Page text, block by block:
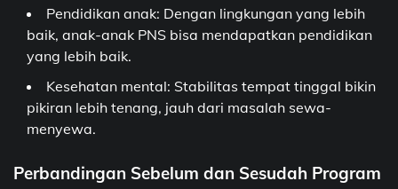
Pendidikan anak: Dengan lingkungan yang lebih
baik, anak-anak PNS bisa mendapatkan pendidikan
yang lebih baik.
Kesehatan mental: Stabilitas tempat tinggal bikin
pikiran lebih tenang, jauh dari masalah sewa-
menyewa.
Perbandingan Sebelum dan Sesudah Program